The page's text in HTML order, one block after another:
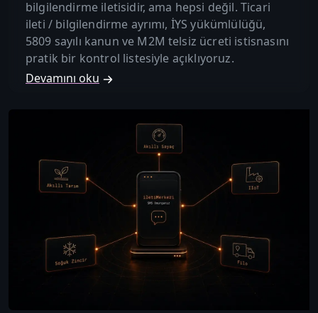
bilgilendirme iletisidir, ama hepsi değil. Ticari
ileti / bilgilendirme ayrımı, İYS yükümlülüğü,
5809 sayılı kanun ve M2M telsiz ücreti istisnasını
pratik bir kontrol listesiyle açıklıyoruz.
Devamını oku